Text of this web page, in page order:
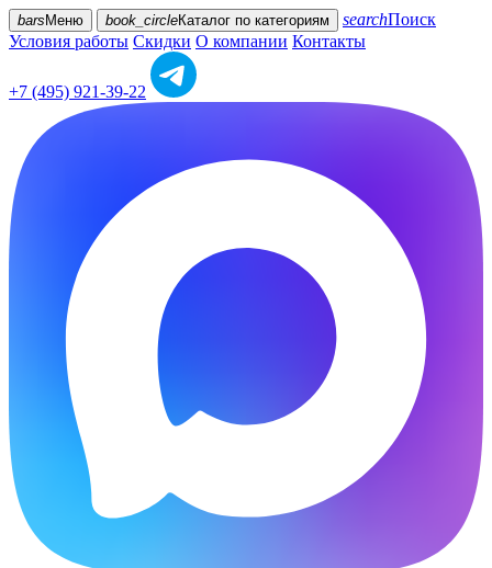
bars Меню book_circleКаталог по категориям searchПоиск
Условия работы Скидки О компании Контакты
+7 (495) 921-39-22